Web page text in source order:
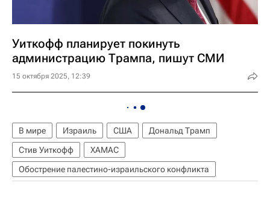
Уиткофф планирует покинуть
администрацию Трампа, пишут СМИ
15 октября 2025, 12:39
В мире Израиль США
Дональд Трамп
Стив Уиткофф
ХАМАС
Обострение палестино-израильского конфликта